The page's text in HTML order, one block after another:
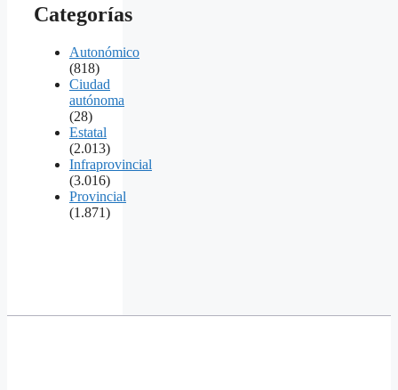
Categorías
Autonómico
(818)
Ciudad
autónoma
(28)
Estatal
(2.013)
Infraprovincial
(3.016)
Provincial
(1.871)